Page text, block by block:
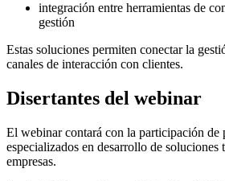
integración entre herramientas de
gestión
Estas soluciones permiten conectar la
canales de interacción con clientes.
Disertantes del webinar
El webinar contará con la participación de
especializados en desarrollo de soluciones
empresas.